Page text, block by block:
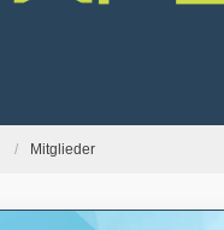
Mitglieder